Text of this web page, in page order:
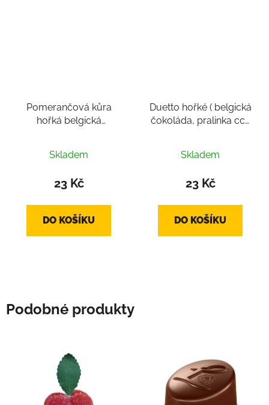
Pomerančová kůra
hořká belgická
hodnocení
produktu
z
Skladem
23 Kč
DO KOŠÍKU
Duetto hořké ( belgická
čokoláda, pralinka cca
Skladem
23 Kč
DO KOŠÍKU
Podobné produkty